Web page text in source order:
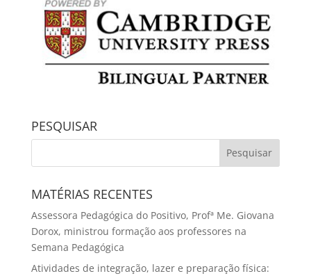
PESQUISAR
MATÉRIAS RECENTES
Assessora Pedagógica do Positivo, Profª Me. Giovana
Dorox, ministrou formação aos professores na
Semana Pedagógica
Atividades de integração, lazer e preparação física: